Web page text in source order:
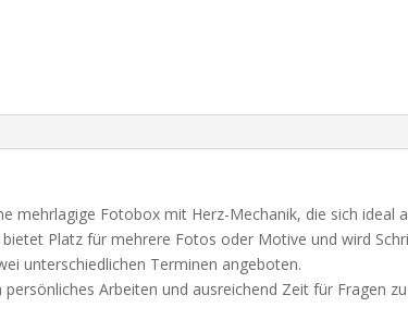
mehrlagige Fotobox mit Herz-Mechanik, die sich ideal
Platz für mehrere Fotos oder Motive und wird
unterschiedlichen Terminen angeboten.
Arbeiten und ausreichend Zeit für Fragen